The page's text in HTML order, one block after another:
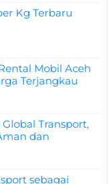
Kg Terbaru
Mobil Aceh
Terjangkau
Transport,
dan
sebagai